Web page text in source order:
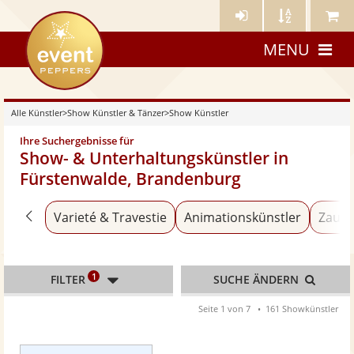
Künstler- Künstler Meine
eventpeppers
MENU
Alle Künstler>Show Künstler & Tänzer>Show Künstler
Ihre Suchergebnisse für
Show- & Unterhaltungskünstler in
Fürstenwalde, Brandenburg
Zurück zu «Show Künstler & Tänzer»
Varieté & Travestie Animationskünstler
FILTER 1 SUCHE ÄNDERN
Seite 1 von 7 161 Showkünstler